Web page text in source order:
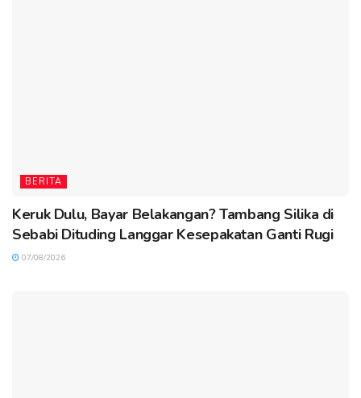
BERITA
Keruk Dulu, Bayar Belakangan? Tambang Silika di
Sebabi Dituding Langgar Kesepakatan Ganti Rugi
07/08/2026